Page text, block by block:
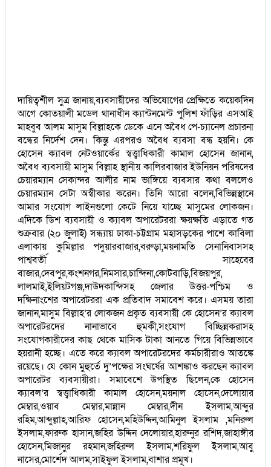
দায়িত্বশীল সুত্র জানায়,ব্যবসায়ীদের অভিযোগের প্রেক্ষিতে কয়েকদিন
আগে কোতয়ালী মডেল থানাধীন ক্যান্টনমেন্ট পুলিশ ফাঁড়ির এসআই
মাহবুব আলম মাসুম বিল্লাহকে ডেকে এনে অবৈধ পে-চ্যানেল প্রচারনা
বন্ধের নির্দেশ দেন। কিন্তু এরপরও অবৈধ ব্যবসা বন্ধ হয়নি। কে
হোসেন ক্যাবল নেটওয়ার্কের স্বত্ত্বাধিকারী কামাল হোসেন জানান,
অবৈধ ব্যবসায়ী মাসুম বিল্লাহ স্থানীয় কালিরবাজার ইউনিয়ন পরিষদের
চেয়ারম্যান সেকান্দর আলীর নাম ভাঙ্গিয়ে ব্যবসার কথা বললেও
চেয়ারম্যান সেটা অস্বীকার করেন। তিনি আরো বলেন,বিভিন্নস্থানে
আমার সংযোগ লাইনগুলো কেটে নিয়ে যাচ্ছে মাসুমের লোকজন।
এদিকে ডিশ ব্যবসায়ী ও ক্যাবল অপারেটররা ক্ষয়ক্ষতি এড়াতে গত
শুক্রবার (২০ জুলাই) সন্ধ্যায় ঢাকা-চট্টগ্রাম মহাসড়কের পাশে কাবিলা
এলাকায় কুমিল্লার পদুয়ারবাজার,বরুড়া,ময়নামতি সেনানিবাসসহ
পাশ্ববর্তী সাহেবের
বাজার,দেবপুর,কংশনগর,নিমসার,চান্দিনা,কোটবাড়ি,বিজয়পুর,
লালমাই,ইলিয়টগঞ্জ,দাউদকান্দিসহ জেলার উত্তর-পশ্চিম ও
দক্ষিনাংশের অপারেটররা এক প্রতিবাদ সমাবেশ করে। এসময় তারা
জানান,মাসুম বিল্লাহ’র লোকজন প্রকৃত ব্যবসায়ী কে হোসেন’র ক্যাবল
অপারেটরদের নানাভাবে হুমকী,সংযোগ বিচ্ছিন্নকরাসহ
সংযোগকারীদের কাছ থেকে মাসিক টাকা আনতে গিয়ে বিভিন্নভাবে
হয়রানী হচ্ছে। এতে করে ক্যাবল অপারেটরদের কর্মচারীরাও আতঙ্কে
রয়েছে। যে কোন মুহুর্তে দু’পক্ষের সংঘর্ষের আশঙ্কাও করছেন ক্যাবল
অপারেটর ব্যবসায়ীরা। সমাবেশে উপস্থিত ছিলেন,কে হোসেন
ক্যাবল’র স্বত্ত্বাধিকারী কামাল হোসেন,ময়নাল হোসেন,দেলোয়ার
মেম্বার,ওয়াব মেম্বার,মান্নান মেম্বার,দীন ইসলাম,আব্দুর
রহিম,আব্দুল্লাহ,আরিফ হোসেন,মহিউদ্দিন,আমিনুল ইসলাম ,মনিরুল
ইসলাম,ফারুক হাসান,জহির উদ্দিন দেলোয়ার,হারুনুর রশিদ,জাহাঙ্গীর
হোসেন,মিজানুর রহমান,জহিরুল ইসলাম,শরিফুল ইসলাম,আবু
নাসের,মোর্শেদ আলম,সাইফুল ইসলাম,বাশার প্রমূখ।